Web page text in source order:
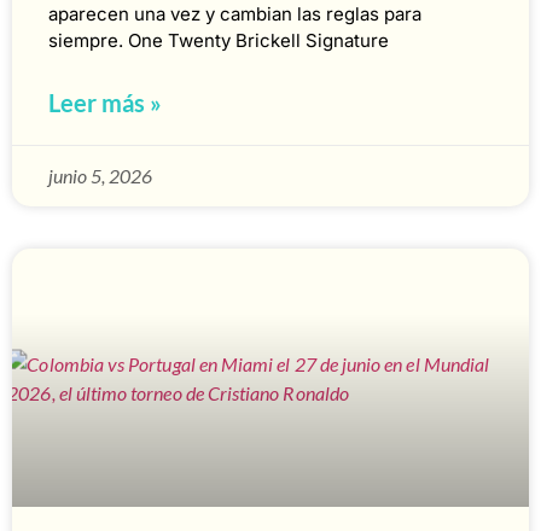
aparecen una vez y cambian las reglas para
siempre. One Twenty Brickell Signature
Leer más »
junio 5, 2026